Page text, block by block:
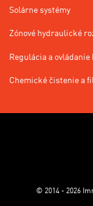
Solárne systémy
Zónové hydraulické
Regulácia a ovládanie
Chemické čistenie a
© 2014 - 2026